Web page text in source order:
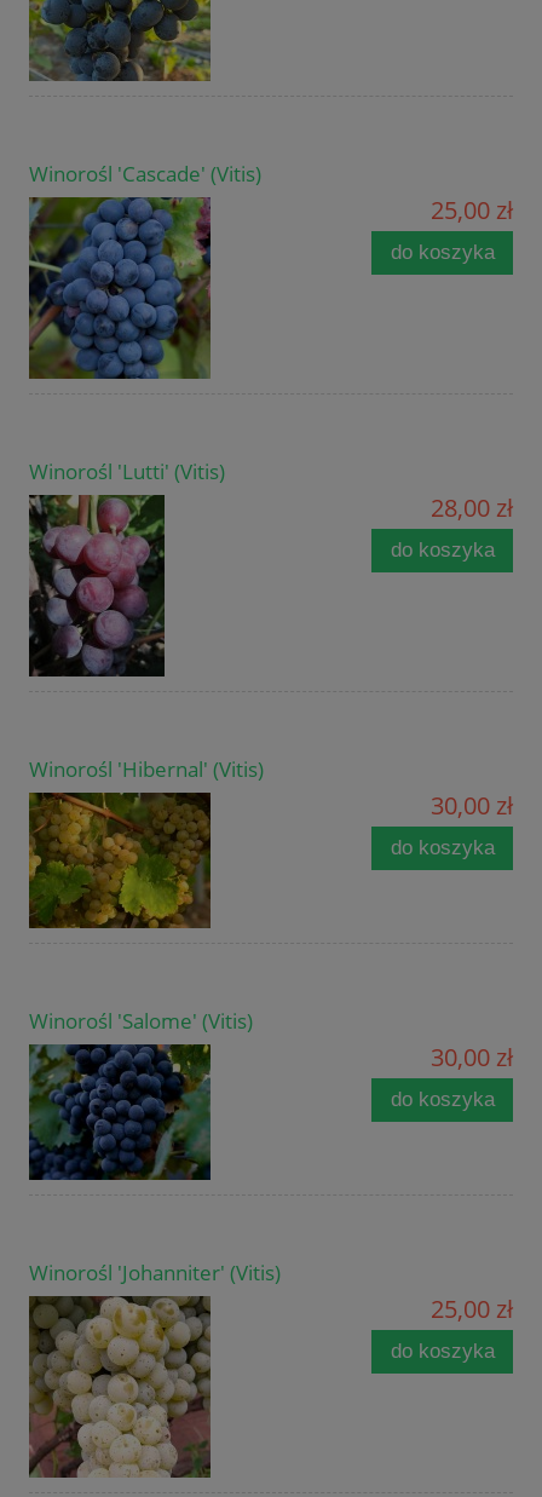
Winorośl 'Cascade' (Vitis)
25,00 zł
do koszyka
Winorośl 'Lutti' (Vitis)
28,00 zł
do koszyka
Winorośl 'Hibernal' (Vitis)
30,00 zł
do koszyka
Winorośl 'Salome' (Vitis)
30,00 zł
do koszyka
Winorośl 'Johanniter' (Vitis)
25,00 zł
do koszyka